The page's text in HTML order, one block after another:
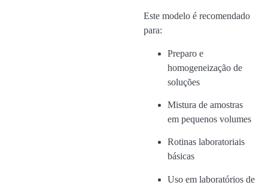
Este modelo é recomendado
para:
Preparo e
homogeneização de
soluções
Mistura de amostras
em pequenos volumes
Rotinas laboratoriais
básicas
Uso em laboratórios de